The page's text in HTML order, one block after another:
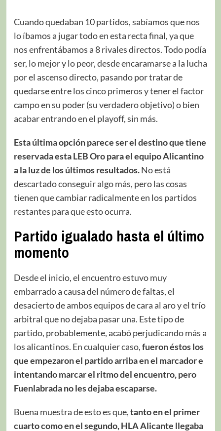
Cuando quedaban 10 partidos, sabíamos que nos
lo íbamos a jugar todo en esta recta final, ya que
nos enfrentábamos a 8 rivales directos. Todo podía
ser, lo mejor y lo peor, desde encaramarse a la lucha
por el ascenso directo, pasando por tratar de
quedarse entre los cinco primeros y tener el factor
campo en su poder (su verdadero objetivo) o bien
acabar entrando en el playoff, sin más.
Esta última opción parece ser el destino que tiene
reservada esta LEB Oro para el equipo Alicantino
a la luz de los últimos resultados.No está
descartado conseguir algo más, pero las cosas
tienen que cambiar radicalmente en los partidos
restantes para que esto ocurra.
Partido igualado hasta el último
momento
Desde el inicio, el encuentro estuvo muy
embarrado a causa del número de faltas, el
desacierto de ambos equipos de cara al aro y el trío
arbitral que no dejaba pasar una. Este tipo de
partido, probablemente, acabó perjudicando más a
los alicantinos. En cualquier caso,fueron éstos los
que empezaron el partido arriba en el marcador e
intentando marcar el ritmo del encuentro, pero
Fuenlabrada no les dejaba escaparse.
Buena muestra de esto es que,tanto en el primer
cuarto como en el segundo, HLA Alicante llegaba